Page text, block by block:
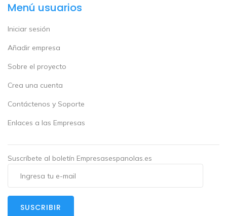
Menú usuarios
Iniciar sesión
Añadir empresa
Sobre el proyecto
Crea una cuenta
Contáctenos y Soporte
Enlaces a las Empresas
Suscríbete al boletín Empresasespanolas.es
SUSCRIBIR